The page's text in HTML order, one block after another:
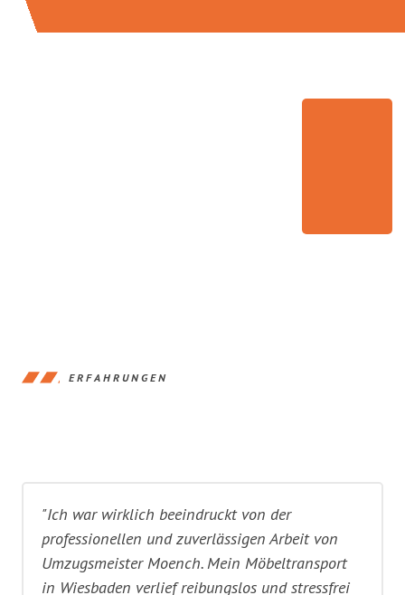
ERFAHRUNGEN
"Ich war wirklich beeindruckt von der
professionellen und zuverlässigen Arbeit von
Umzugsmeister Moench. Mein Möbeltransport
in Wiesbaden verlief reibungslos und stressfrei